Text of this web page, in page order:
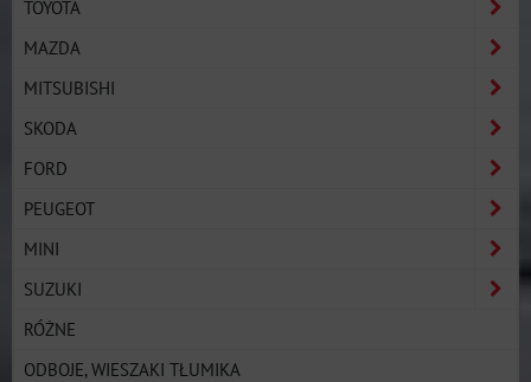
TOYOTA
MAZDA
MITSUBISHI
SKODA
FORD
PEUGEOT
MINI
SUZUKI
RÓŻNE
ODBOJE, WIESZAKI TŁUMIKA